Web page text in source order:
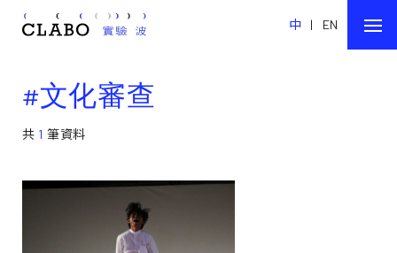
中 | EN
#文化審查
共 1 筆資料